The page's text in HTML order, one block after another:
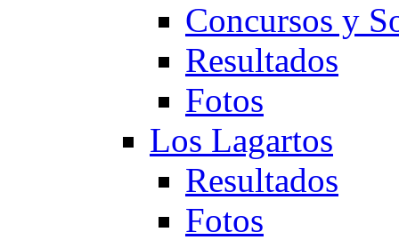
Concursos y
Resultados
Fotos
Los Lagartos
Resultados
Fotos